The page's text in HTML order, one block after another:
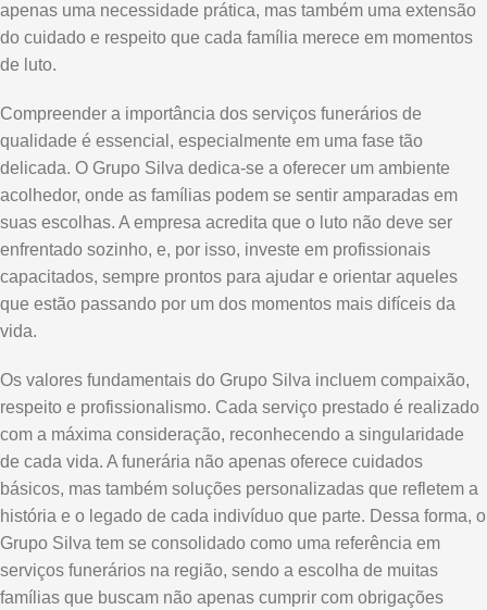
apenas uma necessidade prática, mas também uma extensão
do cuidado e respeito que cada família merece em momentos
de luto.
Compreender a importância dos serviços funerários de
qualidade é essencial, especialmente em uma fase tão
delicada. O Grupo Silva dedica-se a oferecer um ambiente
acolhedor, onde as famílias podem se sentir amparadas em
suas escolhas. A empresa acredita que o luto não deve ser
enfrentado sozinho, e, por isso, investe em profissionais
capacitados, sempre prontos para ajudar e orientar aqueles
que estão passando por um dos momentos mais difíceis da
vida.
Os valores fundamentais do Grupo Silva incluem compaixão,
respeito e profissionalismo. Cada serviço prestado é realizado
com a máxima consideração, reconhecendo a singularidade
de cada vida. A funerária não apenas oferece cuidados
básicos, mas também soluções personalizadas que refletem a
história e o legado de cada indivíduo que parte. Dessa forma, o
Grupo Silva tem se consolidado como uma referência em
serviços funerários na região, sendo a escolha de muitas
famílias que buscam não apenas cumprir com obrigações